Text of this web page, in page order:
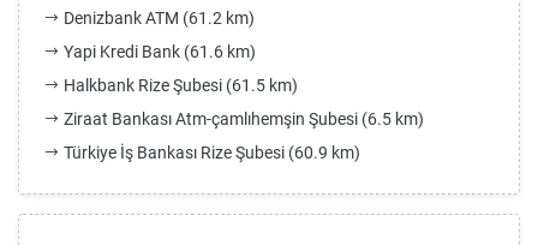
Denizbank ATM (61.2 km)
Yapi Kredi Bank (61.6 km)
Halkbank Rize Şubesi (61.5 km)
Ziraat Bankası Atm-çamlıhemşin Şubesi (6.5 km)
Türkiye İş Bankası Rize Şubesi (60.9 km)